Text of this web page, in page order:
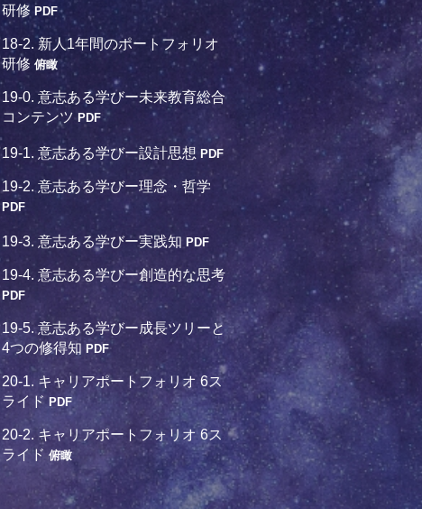
研修 PDF
18-2. 新人1年間のポートフォリオ
研修 俯瞰
19-0. 意志ある学びー未来教育総合
コンテンツ PDF
19-1. 意志ある学びー設計思想 PDF
19-2. 意志ある学びー理念・哲学
PDF
19-3. 意志ある学びー実践知 PDF
19-4. 意志ある学びー創造的な思考
PDF
19-5. 意志ある学びー成長ツリーと
4つの修得知 PDF
20-1. キャリアポートフォリオ 6ス
ライド PDF
20-2. キャリアポートフォリオ 6ス
ライド俯瞰